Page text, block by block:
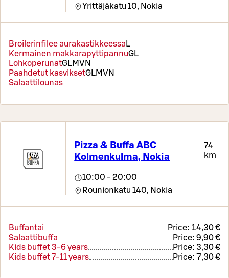
Yrittäjäkatu 10, Nokia
Broilerinfilee aurakastikkeessa L
Kermainen makkarapyttipannuGL
LohkoperunatGLMVN
Paahdetut kasviksetGLMVN
Salaattilounas
Pizza & Buffa ABC
Kolmenkulma, Nokia
74
km
10:00 - 20:00
Rounionkatu 140, Nokia
Buffantai Price: 14,30 €
Salaattibuffa
Price: 9,90 €
Kids buffet 3-6 years
Price: 3,30 €
Kids buffet 7-11 years
Price: 7,30 €